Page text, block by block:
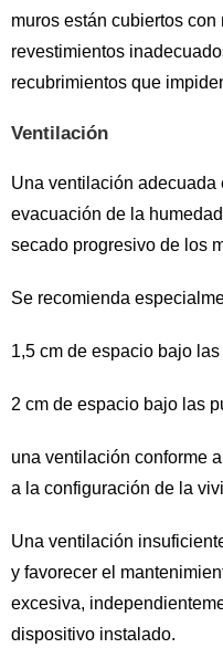
muros están cubiertos
revestimientos
recubrimientos que
Ventilación
Una ventilación adecuada
evacuación de la
secado progresivo de los
Se recomienda
1,5 cm de espacio bajo
2 cm de espacio bajo las
una ventilación conforme
a la configuración de la
Una ventilación
y favorecer el
excesiva,
dispositivo instalado.